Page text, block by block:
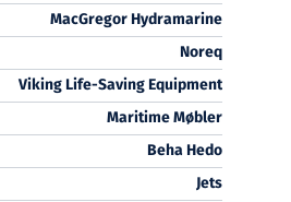
MacGregor Hydramarine
Noreq
Viking Life-Saving Equipment
Maritime Møbler
Beha Hedo
Jets